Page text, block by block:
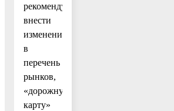
рекомендует
внести
изменения
в
перечень
рынков,
«дорожную
карту»